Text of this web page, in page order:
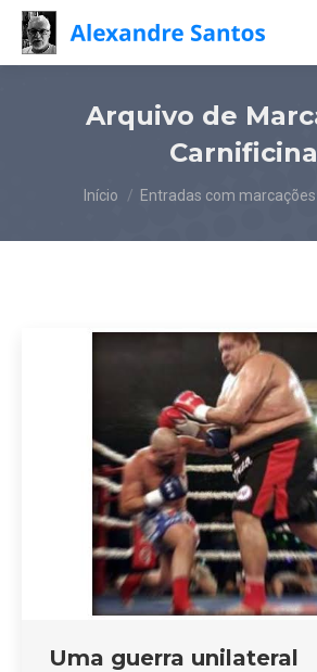
Arquivo de
Carnificina
Você está aqui:
Início Entradas com
Uma guerra unilateral